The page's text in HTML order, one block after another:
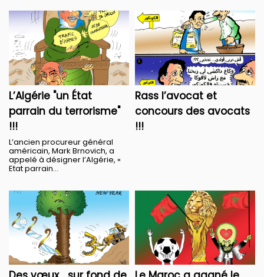
L’Algérie "un État
parrain du terrorisme"
!!!
L’ancien procureur général
américain, Mark Brnovich, a
appelé à désigner l’Algérie, «
Etat parrain...
Rass l’avocat et
concours des avocats
!!!